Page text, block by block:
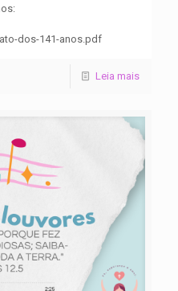
dos-141-anos.pdf
Leia mais